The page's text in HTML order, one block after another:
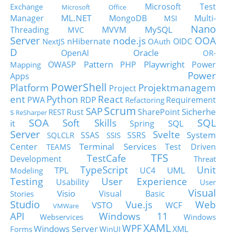
Exchange
Microsoft Office
Microsoft Test
Manager
ML.NET MongoDB MSI
Multi-
Threading
MVC MVVM MySQL
Nano
Server NextJS nHibernate node.js OAuth OIDC OOA
D
OpenAI Oracle
OR-
Mapping
OWASP Pattern PHP Playwright
Power
Apps
Power
Platform PowerShell Project Projektmanagem
ent PWA Python RDP React Refactoring Requirement
s ReSharper RESTRust SAPScrum SharePointSicherhe
it
SOA Soft Skills Spring SQL
SQL
Server
SQLCLR SSAS SSIS SSRS Svelte
System
Center
TEAMS Terminal Services
Test Driven
Development
TestCafe TFS
Threat
Modeling
TPL TypeScript UC4 UML
Unit
Testing
Usability User Experience
User
Stories
Visio Visual Basic
Visual
Studio
VMWare VSTO Vue.js WCF
Web
API
Webservices Windows 11
Windows
FormsWindows ServerWinUI WPFXAMLXML